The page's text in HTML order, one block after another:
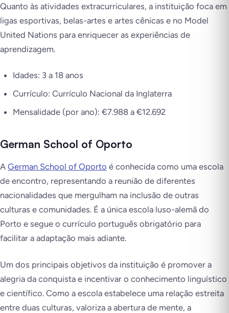
Quanto às atividades extracurriculares, a instituição foca em
ligas esportivas, belas-artes e artes cênicas e no Model
United Nations para enriquecer as experiências de
aprendizagem.
Idades: 3 a 18 anos
Currículo: Currículo Nacional da Inglaterra
Mensalidade (por ano): €7.988 a €12.692
German School of Oporto
A German School of Oporto é conhecida como uma escola
de encontro, representando a reunião de diferentes
nacionalidades que mergulham na inclusão de outras
culturas e comunidades. É a única escola luso-alemã do
Porto e segue o currículo português obrigatório para
facilitar a adaptação mais adiante.
Um dos principais objetivos da instituição é promover a
alegria da conquista e incentivar o conhecimento linguístico
e científico. Como a escola estabelece uma relação estreita
entre duas culturas, valoriza a abertura de mente, a